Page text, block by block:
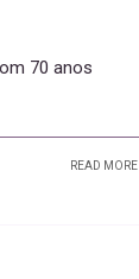
70 anos
READ MORE